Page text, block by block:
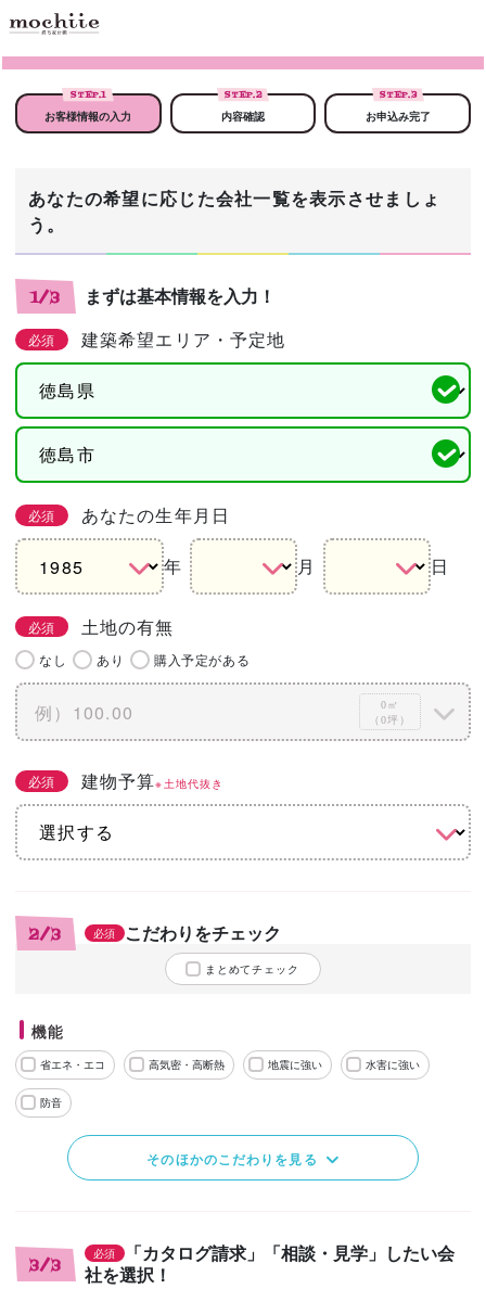
STEP.1
お客様情報の入力
STEP.2
内容確認
STEP.3
お申込み完了
あなたの希望に応じた会社一覧を表示させましょ
う。
1/3 まずは基本情報を入力！
必須 建築希望エリア・予定地
必須 あなたの生年月日
年 月 日
必須 土地の有無
なし あり 購入予定がある
0㎡
（0坪）
必須 建物予算※土地代抜き
2/3 必須 こだわりをチェック
まとめてチェック
機能
省エネ・エコ 高気密・高断熱 地震に強い 水害に強い
防音
そのほかのこだわりを見る
3/3
必須
「カタログ請求」「相談・見学」したい会
社を選択！